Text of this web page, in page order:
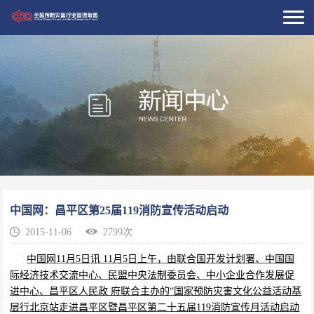
中国网：昌平区第25届119消防宣传活动启动
2015-11-06 2799次
中国网11月5日讯 11月5日上午，由联合国开发计划署、中国国
际经济技术交流中心、民盟中央法制委员会、中小企业合作发展促
进中心、昌平区人民政 府联合主办的“国家预防灾害文化公益活动基
层行北京站走进昌平区暨昌平区第二十五届119消防宣传月活动启动